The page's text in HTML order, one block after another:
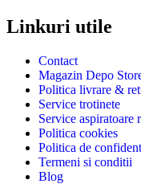
Linkuri utile
Contact
Magazin Depo
Politica livrare &
Service trotinete
Service aspiratoare
Politica cookies
Politica de
Termeni si conditii
Blog